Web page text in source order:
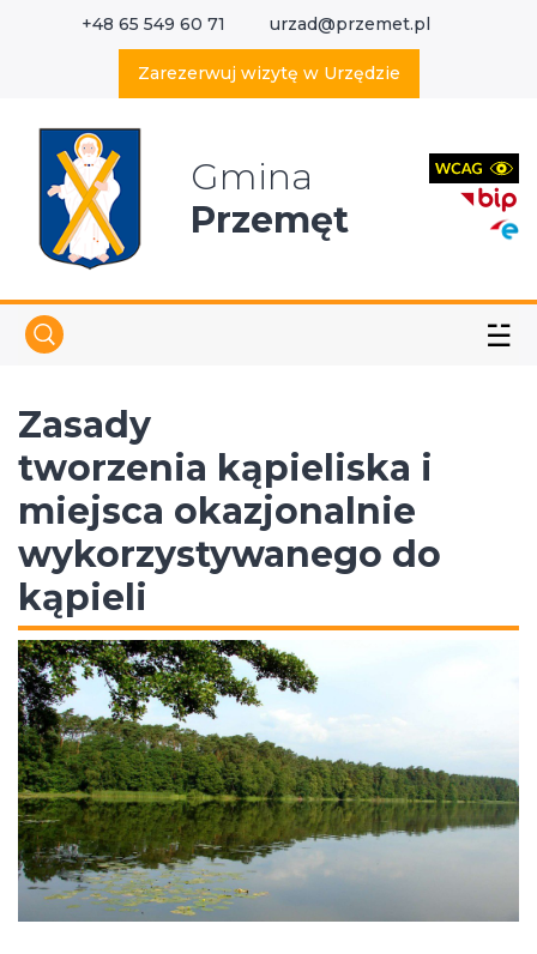
+48 65 549 60 71 urzad@przemet.pl
Zarezerwuj wizytę w Urzędzie
Gmina
Przemęt
☱
Zasady
tworzenia kąpieliska i
miejsca okazjonalnie
wykorzystywanego do
kąpieli
Wyszukaj w serwisie